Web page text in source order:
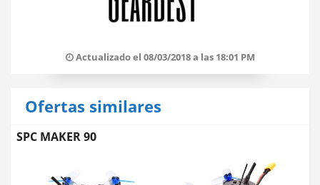
Actualizado el 08/03/2018 a las 18:01 PM
Ofertas similares
SPC MAKER 90